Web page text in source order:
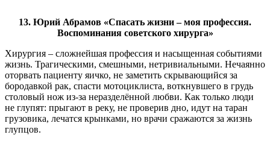
13. Юрий Абрамов «Спасать жизни – моя профессия.
Воспоминания советского хирурга»
Хирургия – сложнейшая профессия и насыщенная событиями
жизнь. Трагическими, смешными, нетривиальными. Нечаянно
оторвать пациенту яичко, не заметить скрывающийся за
бородавкой рак, спасти мотоциклиста, воткнувшего в грудь
столовый нож из-за неразделённой любви. Как только люди
не глупят: прыгают в реку, не проверив дно, идут на таран
грузовика, лечатся крынками, но врачи сражаются за жизнь
глупцов.